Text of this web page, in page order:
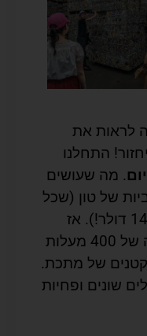
לראות את
התחלנו
. מה שעושים
של טון (שכל
אחד מהם עולה בערך 14,000 דולר!). אז
מכניסים אותן למיכל שריפה של 400 מעלות
קטנים של מתכת.
שונים ופחיות